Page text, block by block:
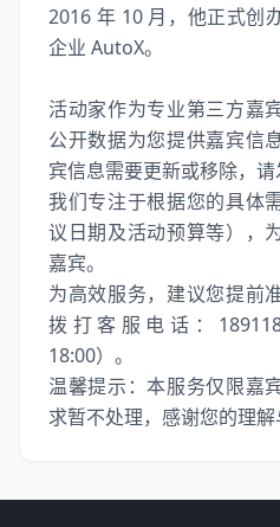
2016 年 10 月，他正式创
企业 AutoX。
活动家作为专业第三方嘉
公开数据为您提供嘉宾信
宾信息需要更新或移除，请
我们专注于根据您的具体
议日期及活动预算等），
嘉宾。
为高效服务，建议您提前
拨打客服电话：
18:00）。
温馨提示：本服务仅限嘉
求暂不处理，感谢您的理解